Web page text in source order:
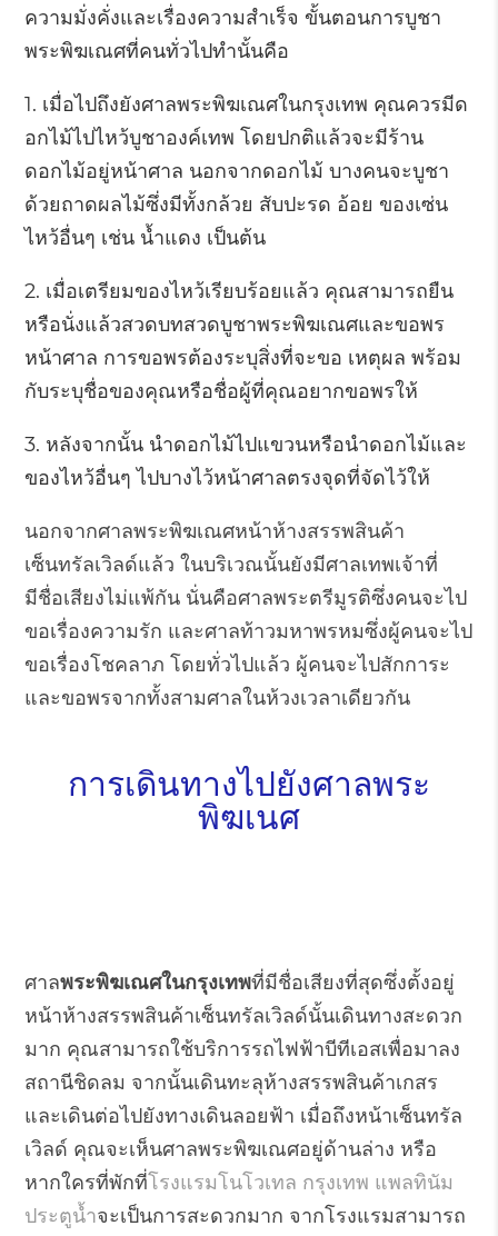
ความมั่งคั่งและเรื่องความสำเร็จ ขั้นตอนการบูชา
พระพิฆเณศที่คนทั่วไปทำนั้นคือ
1. เมื่อไปถึงยังศาลพระพิฆเณศในกรุงเทพ คุณควรมีด
อกไม้ไปไหว้บูชาองค์เทพ โดยปกติแล้วจะมีร้าน
ดอกไม้อยู่หน้าศาล นอกจากดอกไม้ บางคนจะบูชา
ด้วยถาดผลไม้ซึ่งมีทั้งกล้วย สับปะรด อ้อย ของเซ่น
ไหว้อื่นๆ เช่น น้ำแดง เป็นต้น
2. เมื่อเตรียมของไหว้เรียบร้อยแล้ว คุณสามารถยืน
หรือนั่งแล้วสวดบทสวดบูชาพระพิฆเณศและขอพร
หน้าศาล การขอพรต้องระบุสิ่งที่จะขอ เหตุผล พร้อม
กับระบุชื่อของคุณหรือชื่อผู้ที่คุณอยากขอพรให้
3. หลังจากนั้น นำดอกไม้ไปแขวนหรือนำดอกไม้และ
ของไหว้อื่นๆ ไปบางไว้หน้าศาลตรงจุดที่จัดไว้ให้
นอกจากศาลพระพิฆเณศหน้าห้างสรรพสินค้า
เซ็นทรัลเวิลด์แล้ว ในบริเวณนั้นยังมีศาลเทพเจ้าที่
มีชื่อเสียงไม่แพ้กัน นั่นคือศาลพระตรีมูรติซึ่งคนจะไป
ขอเรื่องความรัก และศาลท้าวมหาพรหมซึ่งผู้คนจะไป
ขอเรื่องโชคลาภ โดยทั่วไปแล้ว ผู้คนจะไปสักการะ
และขอพรจากทั้งสามศาลในห้วงเวลาเดียวกัน
การเดินทางไปยังศาลพระ
พิฆเนศ
ศาลพระพิฆเณศในกรุงเทพที่มีชื่อเสียงที่สุดซึ่งตั้งอยู่
หน้าห้างสรรพสินค้าเซ็นทรัลเวิลด์นั้นเดินทางสะดวก
มาก คุณสามารถใช้บริการรถไฟฟ้าบีทีเอสเพื่อมาลง
สถานีชิดลม จากนั้นเดินทะลุห้างสรรพสินค้าเกสร
และเดินต่อไปยังทางเดินลอยฟ้า เมื่อถึงหน้าเซ็นทรัล
เวิลด์ คุณจะเห็นศาลพระพิฆเณศอยู่ด้านล่าง หรือ
หากใครที่พักที่โรงแรมโนโวเทล กรุงเทพ แพลทินัม
ประตูน้ำจะเป็นการสะดวกมาก จากโรงแรมสามารถ